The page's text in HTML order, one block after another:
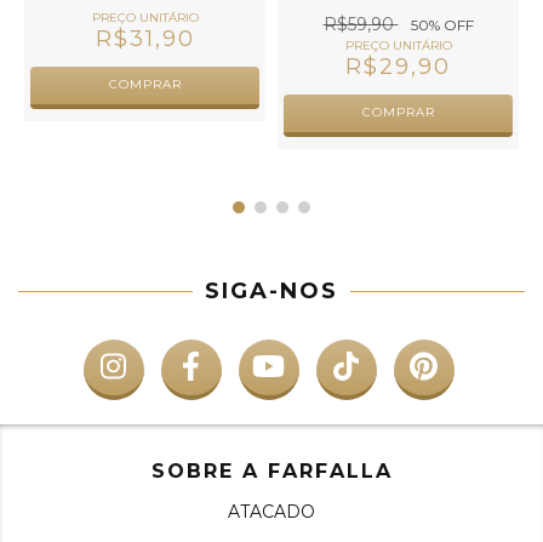
R$31,90
COMPRAR
R$59,90 50% OFF
R$29,90
COMPRAR
SIGA-NOS
SOBRE A FARFALLA
ATACADO